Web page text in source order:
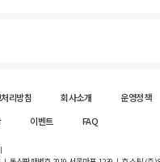
리방침 회사소개
운영정책
이벤트 FAQ